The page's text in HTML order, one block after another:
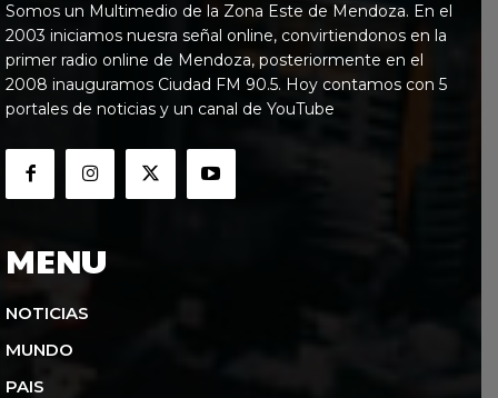
Somos un Multimedio de la Zona Este de Mendoza. En el
2003 iniciamos nuesra señal online, convirtiendonos en la
primer radio online de Mendoza, posteriormente en el
2008 inauguramos Ciudad FM 90.5. Hoy contamos con 5
portales de noticias y un canal de YouTube
MENU
NOTICIAS
MUNDO
PAIS